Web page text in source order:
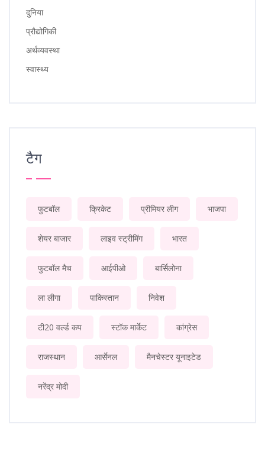
दुनिया
प्रौद्योगिकी
अर्थव्यवस्था
स्वास्थ्य
टैग
फुटबॉल क्रिकेट प्रीमियर लीग भाजपा
शेयर बाजार लाइव स्ट्रीमिंग भारत
फुटबॉल मैच आईपीओ बार्सिलोना
ला लीगा पाकिस्तान निवेश
टी20 वर्ल्ड कप स्टॉक मार्केट कांग्रेस
राजस्थान आर्सेनल मैनचेस्टर यूनाइटेड
नरेंद्र मोदी